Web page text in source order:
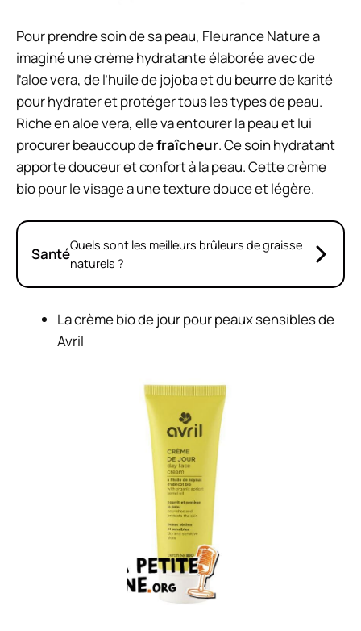
Pour prendre soin de sa peau, Fleurance Nature a
imaginé une crème hydratante élaborée avec de
l’aloe vera, de l’huile de jojoba et du beurre de karité
pour hydrater et protéger tous les types de peau.
Riche en aloe vera, elle va entourer la peau et lui
procurer beaucoup defraîcheur. Ce soin hydratant
apporte douceur et confort à la peau. Cette crème
bio pour le visage a une texture douce et légère.
SantéQuels sont les meilleurs brûleurs de graisse
naturels ?
Lacrème bio de jourpour peaux sensibles de
Avril